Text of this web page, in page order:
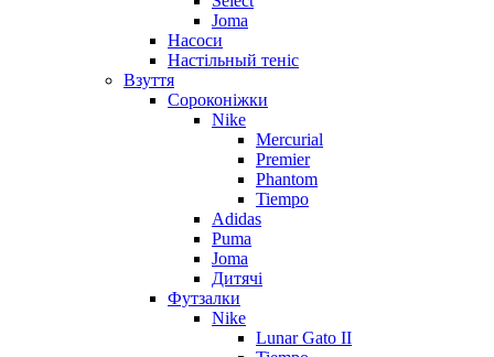
Joma
Насоси
Настільный теніс
Взуття
Сороконіжки
Nike
Mercurial
Premier
Phantom
Tiempo
Adidas
Puma
Joma
Дитячі
Футзалки
Nike
Lunar Gato II